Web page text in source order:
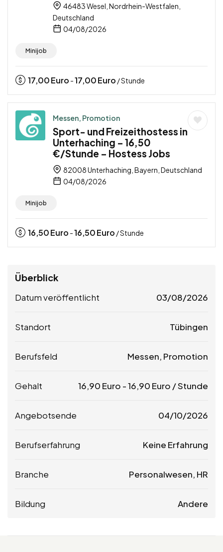
46483 Wesel, Nordrhein-Westfalen,
Deutschland
04/08/2026
Minijob
17,00Euro -17,00Euro / Stunde
Messen, Promotion
Sport- und Freizeithostess in
Unterhaching – 16,50
€/Stunde – Hostess Jobs
82008 Unterhaching, Bayern, Deutschland
04/08/2026
Minijob
16,50Euro -16,50Euro / Stunde
Überblick
Datum veröffentlicht 03/08/2026
Standort Tübingen
Berufsfeld Messen, Promotion
Gehalt 16,90 Euro -16,90 Euro / Stunde
Angebotsende 04/10/2026
Berufserfahrung Keine Erfahrung
Branche Personalwesen, HR
Bildung Andere